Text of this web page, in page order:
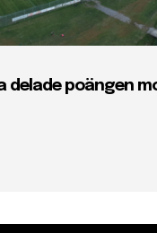
delade poängen